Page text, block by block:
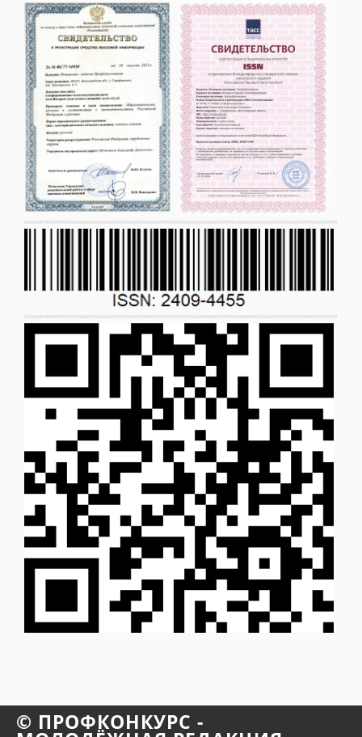
© ПРОФКОНКУРС -